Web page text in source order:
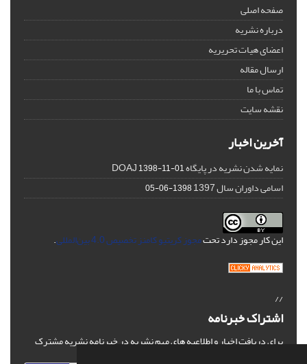
صفحه اصلی
درباره نشریه
اعضای هیات تحریریه
ارسال مقاله
تماس با ما
نقشه سایت
آخرین اخبار
نمایه شدن نشریه در پایگاه DOAJ1398-11-01
اسامی داوران سال 1397 1398-06-05
این کار مجوز دارد تحتمجوز کریتیو کامنز تخصیص 4.0 بین‌المللی .
//
اشتراک خبرنامه
برای دریافت اخبار و اطلاعیه های مهم نشریه در خبرنامه نشریه مشترک